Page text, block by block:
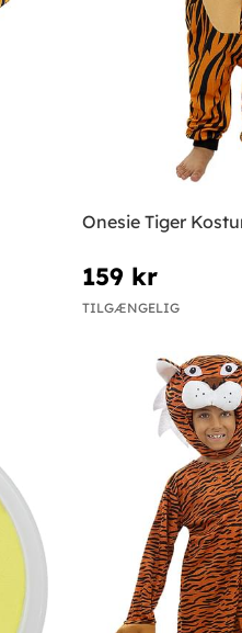
Onesie Tiger
159 kr
TILGÆNGELIG